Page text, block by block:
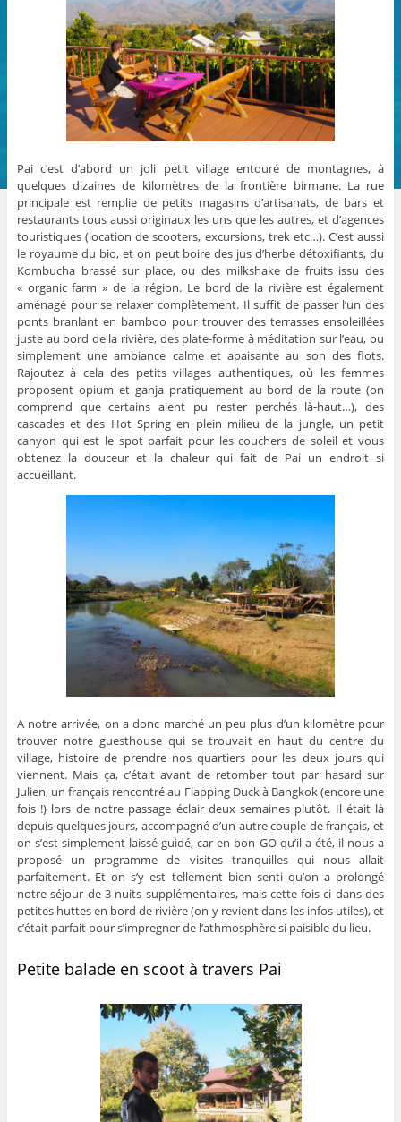
Pai c’est d’abord un joli petit village entouré de montagnes, à
quelques dizaines de kilomètres de la frontière birmane. La rue
principale est remplie de petits magasins d’artisanats, de bars et
restaurants tous aussi originaux les uns que les autres, et d’agences
touristiques (location de scooters, excursions, trek etc…). C’est aussi
le royaume du bio, et on peut boire des jus d’herbe détoxifiants, du
Kombucha brassé sur place, ou des milkshake de fruits issu des
« organic farm » de la région. Le bord de la rivière est également
aménagé pour se relaxer complètement. Il suffit de passer l’un des
ponts branlant en bamboo pour trouver des terrasses ensoleillées
juste au bord de la rivière, des plate-forme à méditation sur l’eau, ou
simplement une ambiance calme et apaisante au son des flots.
Rajoutez à cela des petits villages authentiques, où les femmes
proposent opium et ganja pratiquement au bord de la route (on
comprend que certains aient pu rester perchés là-haut…), des
cascades et des Hot Spring en plein milieu de la jungle, un petit
canyon qui est le spot parfait pour les couchers de soleil et vous
obtenez la douceur et la chaleur qui fait de Pai un endroit si
accueillant.
A notre arrivée, on a donc marché un peu plus d’un kilomètre pour
trouver notre guesthouse qui se trouvait en haut du centre du
village, histoire de prendre nos quartiers pour les deux jours qui
viennent. Mais ça, c’était avant de retomber tout par hasard sur
Julien, un français rencontré au Flapping Duck à Bangkok (encore une
fois !) lors de notre passage éclair deux semaines plutôt. Il était là
depuis quelques jours, accompagné d’un autre couple de français, et
on s’est simplement laissé guidé, car en bon GO qu’il a été, il nous a
proposé un programme de visites tranquilles qui nous allait
parfaitement. Et on s’y est tellement bien senti qu’on a prolongé
notre séjour de 3 nuits supplémentaires, mais cette fois-ci dans des
petites huttes en bord de rivière (on y revient dans les infos utiles), et
c’était parfait pour s’impregner de l’athmosphère si paisible du lieu.
Petite balade en scoot à travers Pai